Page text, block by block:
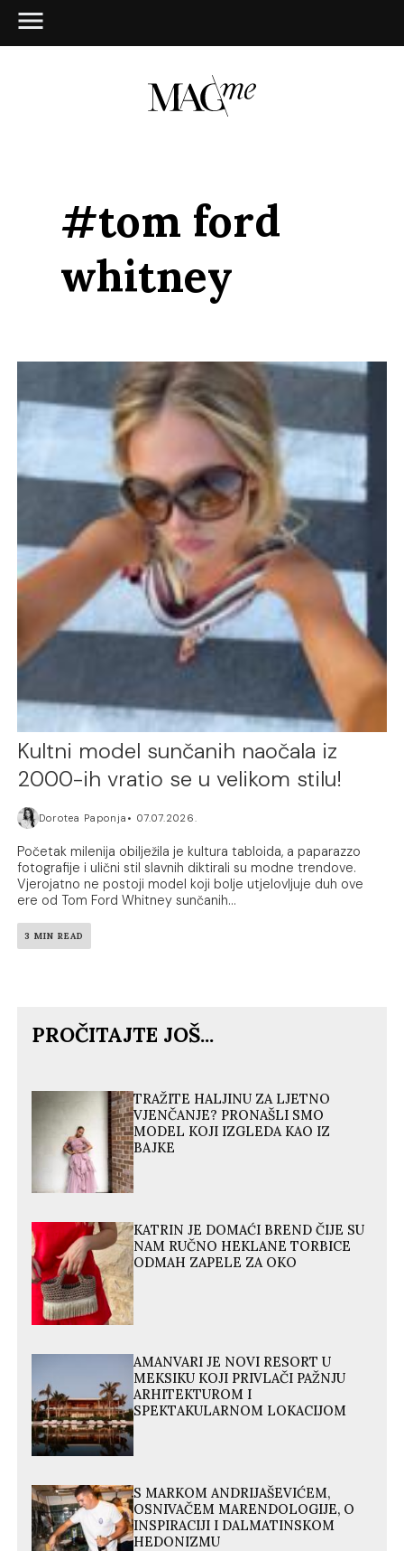
#tom ford
whitney
Kultni model sunčanih naočala iz
2000-ih vratio se u velikom stilu!
Dorotea Paponja 07.07.2026.
Početak milenija obilježila je kultura tabloida, a paparazzo
fotografije i ulični stil slavnih diktirali su modne trendove.
Vjerojatno ne postoji model koji bolje utjelovljuje duh ove
ere od Tom Ford Whitney sunčanih...
3 MIN READ
PROČITAJTE JOŠ...
TRAŽITE HALJINU ZA LJETNO
VJENČANJE? PRONAŠLI SMO
MODEL KOJI IZGLEDA KAO IZ
BAJKE
KATRIN JE DOMAĆI BREND ČIJE SU
NAM RUČNO HEKLANE TORBICE
ODMAH ZAPELE ZA OKO
AMANVARI JE NOVI RESORT U
MEKSIKU KOJI PRIVLAČI PAŽNJU
ARHITEKTUROM I
SPEKTAKULARNOM LOKACIJOM
S MARKOM ANDRIJAŠEVIĆEM,
OSNIVAČEM MARENDOLOGIJE, O
INSPIRACIJI I DALMATINSKOM
HEDONIZMU